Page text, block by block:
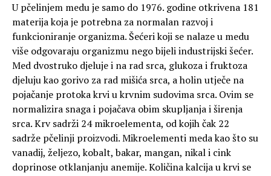
U pčelinjem medu je samo do 1976. godine otkrivena 181
materija koja je potrebna za normalan razvoj i
funkcioniranje organizma. Šećeri koji se nalaze u medu
više odgovaraju organizmu nego bijeli industrijski šećer.
Med dvostruko djeluje i na rad srca, glukoza i fruktoza
djeluju kao gorivo za rad mišića srca, a holin utječe na
pojačanje protoka krvi u krvnim sudovima srca. Ovim se
normalizira snaga i pojačava obim skupljanja i širenja
srca. Krv sadrži 24 mikroelementa, od kojih čak 22
sadrže pčelinji proizvodi. Mikroelementi meda kao što su
vanadij, željezo, kobalt, bakar, mangan, nikal i cink
doprinose otklanjanju anemije. Količina kalcija u krvi se